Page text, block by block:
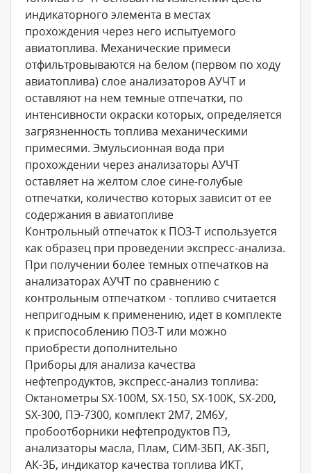
индикаторного элемента в местах
прохождения через него испытуемого
авиатоплива. Механические примеси
отфильтровываются на белом (первом по ходу
авиатоплива) слое анализаторов АУЧТ и
оставляют на нем темные отпечатки, по
интенсивности окраски которых, определяется
загрязненность топлива механическими
примесями. Эмульсионная вода при
прохождении через анализаторы АУЧТ
оставляет на желтом слое сине-голубые
отпечатки, количество которых зависит от ее
содержания в авиатопливе
Контрольный отпечаток к ПОЗ-Т используется
как образец при проведении экспресс-анализа.
При получении более темных отпечатков на
анализаторах АУЧТ по сравнению с
контрольным отпечатком - топливо считается
непригодным к применению, идет в комплекте
к приспособлению ПОЗ-Т или можно
приобрести дополнительно
Приборы для анализа качества
нефтепродуктов, экспресс-анализ топлива:
Октанометры SX-100M, SX-150, SX-100K, SX-200,
SX-300, ПЭ-7300, комплект 2М7, 2М6У,
пробоотборники нефтепродуктов ПЭ,
анализаторы масла, Плам, СИМ-3БП, АК-3БП,
АК-3Б, индикатор качества топлива ИКТ,